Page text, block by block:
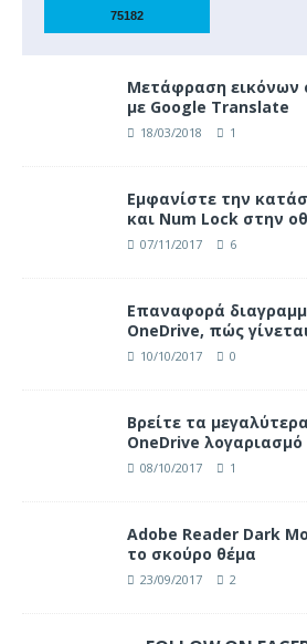
Μετάφραση εικόνων
με Google Translate
18/03/2018 1
Eμφανίστε την
και Num Lock στην
07/11/2017 6
Επαναφορά
OneDrive, πώς
10/10/2017 0
Βρείτε τα
OneDrive
08/10/2017 1
Adobe Reader Dark
το σκούρο θέμα
23/09/2017 2